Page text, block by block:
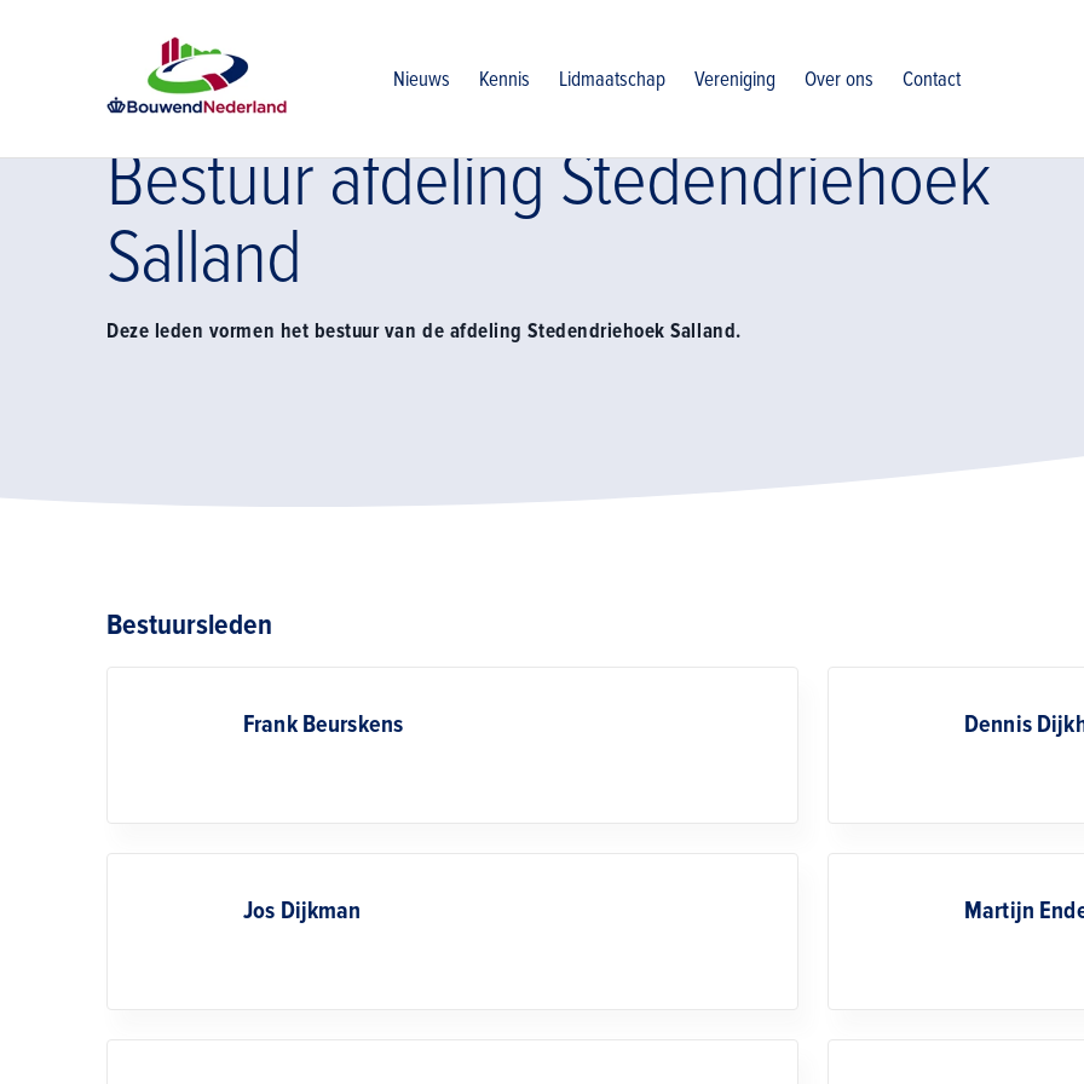
Nieuws Kennis Lidmaatschap Vereniging Over ons Contact
Vereniging
Bestuur afdeling Stedendriehoek
Salland
Deze leden vormen het bestuur van de afdeling Stedendriehoek Salland.
Bestuursleden
Frank Beurskens Dennis
Jos Dijkman Martijn